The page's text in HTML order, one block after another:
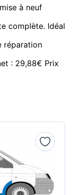
à neuf
complète. Idéal
réparation
: 29,88€ Prix